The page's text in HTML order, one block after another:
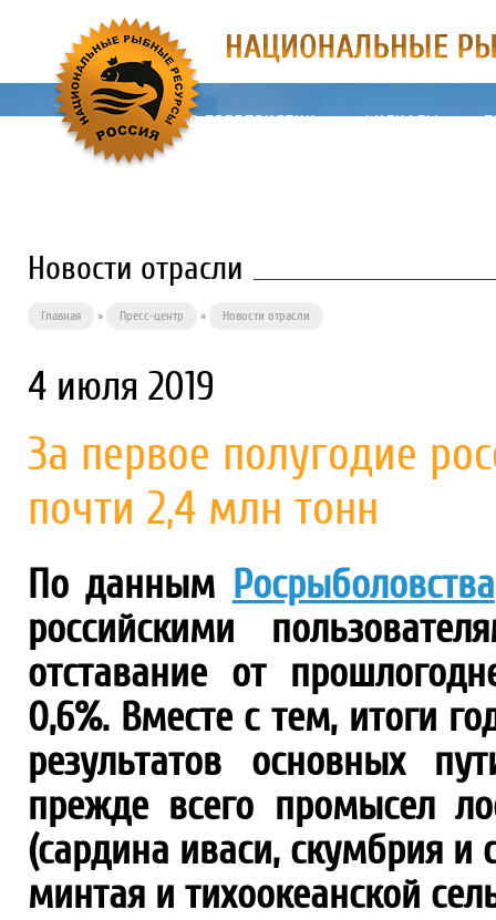
О ПРЕДПРИЯТИИ ФИЛИАЛЫ
Новости отрасли
Главная » Пресс-центр » Новости отрасли
4 июля 2019
За первое полугодие
почти 2,4 млн тонн
По данным Росрыболовства
российскими
отставание от
0,6%. Вместе с тем, итоги
результатов основных
прежде всего промысел
(сардина иваси, скумбрия и
минтая и тихоокеанской